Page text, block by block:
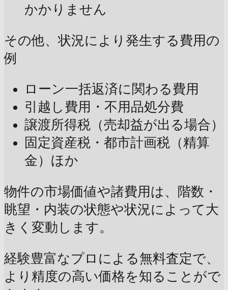
かかりません
その他、状況により発生する費用の
例
ローン一括返済に関わる費用
引越し費用・不用品処分費
譲渡所得税（売却益が出る場合）
固定資産税・都市計画税（精算
金）ほか
物件の市場価値や諸費用は、階数・
眺望・内装の状態や状況によって大
きく変動します。
経験豊富なプロによる無料査定で、
より精度の高い価格を知ることがで